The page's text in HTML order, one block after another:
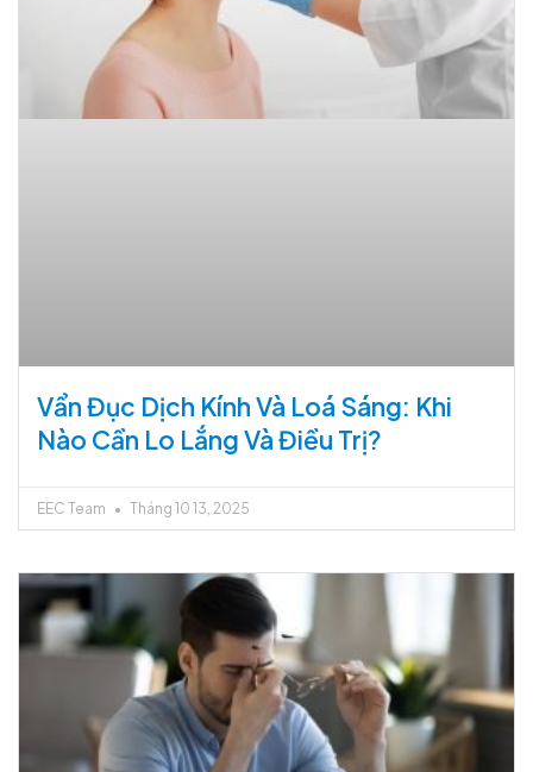
Vẩn Đục Dịch Kính Và Loá Sáng: Khi
Nào Cần Lo Lắng Và Điều Trị?
EEC Team Tháng 10 13, 2025